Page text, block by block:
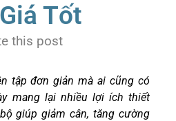
Tốt
this post
tập đơn giản mà ai cũng có
mang lại nhiều lợi ích thiết
giúp giảm cân, tăng cường